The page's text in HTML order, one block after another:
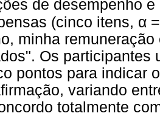
de desempenho
(cinco itens, α
minha
Os participantes
pontos para indicar
variando
totalmente